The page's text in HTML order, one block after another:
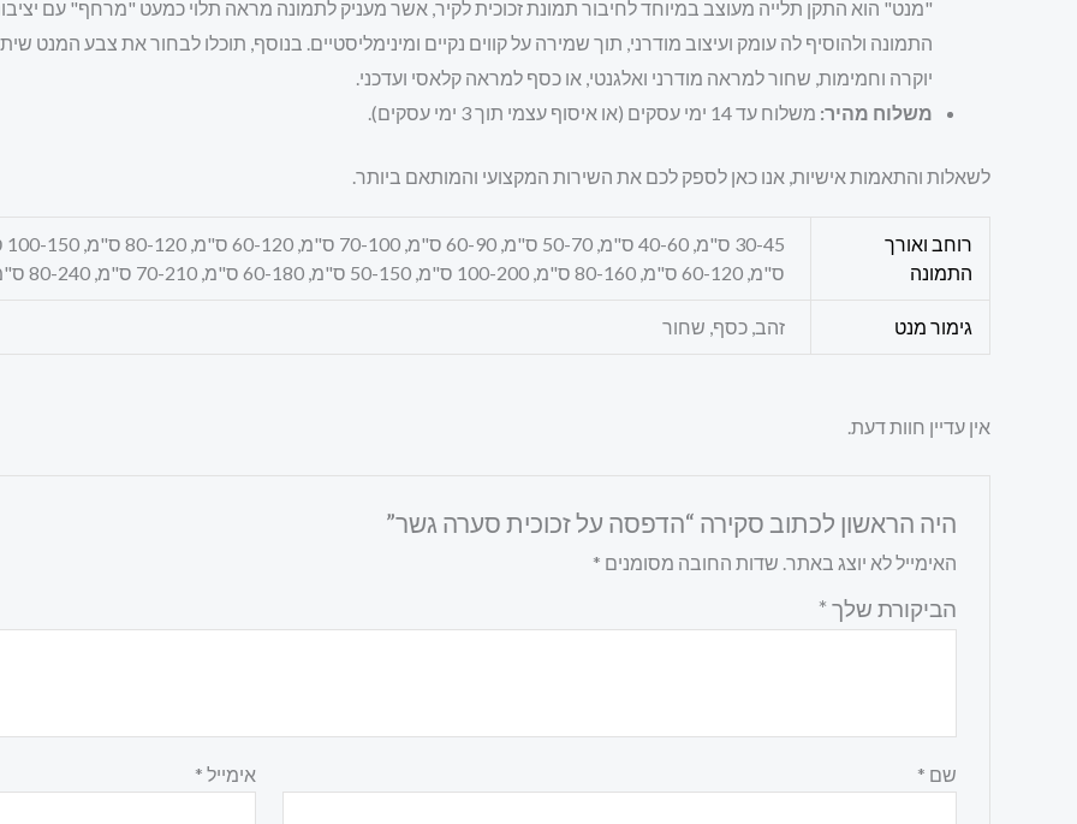
"מנט" הוא התקן תלייה מעוצב במיוחד לחיבור תמונת זכוכית לקיר, אשר מעניק לתמונה מראה תלוי כמעט "מרחף" עם
התמונה ולהוסיף לה עומק ועיצוב מודרני, תוך שמירה על קווים נקיים ומינימליסטיים. בנוסף, תוכלו לבחור את צבע
יוקרה וחמימות, שחור למראה מודרני ואלגנטי, או כסף למראה קלאסי ועדכני.
משלוח מהיר: משלוח עד 14 ימי עסקים (או איסוף עצמי תוך 3 ימי עסקים).
לשאלות והתאמות אישיות, אנו כאן לספק לכם את השירות המקצועי והמותאם ביותר.
רוחב ואורך
התמונה
ס"מ, 60-120 ס"מ, 80-160 ס"מ, 100-200 ס"מ, 50-150 ס"מ, 60-180 ס"מ, 70-210 ס"מ, 80-240 ס"מ
גימור מנט זהב, כסף, שחור
אין עדיין חוות דעת.
היה הראשון לכתוב סקירה “הדפסה על זכוכית סערה גשר”
האימייל לא יוצג באתר. שדות החובה מסומנים *
הביקורת שלך *
שם * אימייל *